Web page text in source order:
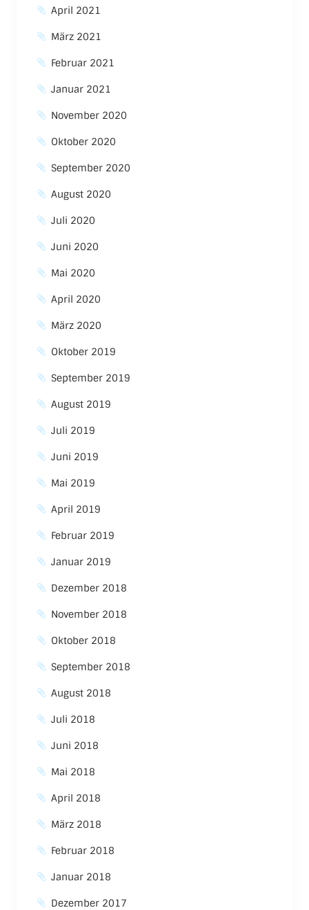
April 2021
März 2021
Februar 2021
Januar 2021
November 2020
Oktober 2020
September 2020
August 2020
Juli 2020
Juni 2020
Mai 2020
April 2020
März 2020
Oktober 2019
September 2019
August 2019
Juli 2019
Juni 2019
Mai 2019
April 2019
Februar 2019
Januar 2019
Dezember 2018
November 2018
Oktober 2018
September 2018
August 2018
Juli 2018
Juni 2018
Mai 2018
April 2018
März 2018
Februar 2018
Januar 2018
Dezember 2017